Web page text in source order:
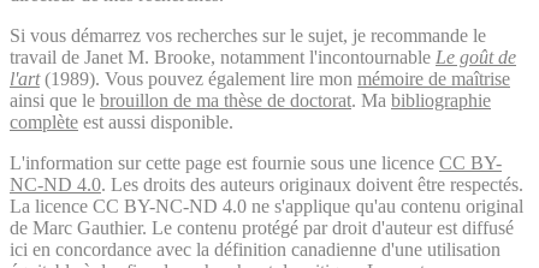
Si vous démarrez vos recherches sur le sujet, je recommande le
travail de Janet M. Brooke, notamment l'incontournable Le goût de
l'art(1989). Vous pouvez également lire mon mémoire de maîtrise
ainsi que le brouillon de ma thèse de doctorat. Ma bibliographie
complète est aussi disponible.
L'information sur cette page est fournie sous une licence CC BY-
NC-ND 4.0. Les droits des auteurs originaux doivent être respectés.
La licence CC BY-NC-ND 4.0 ne s'applique qu'au contenu original
de Marc Gauthier. Le contenu protégé par droit d'auteur est diffusé
ici en concordance avec la définition canadienne d'une utilisation